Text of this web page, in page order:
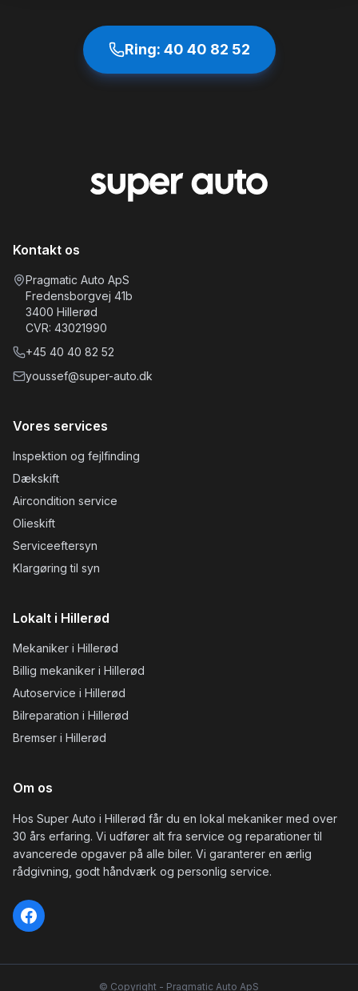
Ring: 40 40 82 52
Kontakt os
Pragmatic Auto ApS
Fredensborgvej 41b
3400 Hillerød
CVR: 43021990
+45 40 40 82 52
youssef@super-auto.dk
Vores services
Inspektion og fejlfinding
Dækskift
Aircondition service
Olieskift
Serviceeftersyn
Klargøring til syn
Lokalt i Hillerød
Mekaniker i Hillerød
Billig mekaniker i Hillerød
Autoservice i Hillerød
Bilreparation i Hillerød
Bremser i Hillerød
Om os
Hos Super Auto i Hillerød får du en lokal mekaniker med over
30 års erfaring. Vi udfører alt fra service og reparationer til
avancerede opgaver på alle biler. Vi garanterer en ærlig
rådgivning, godt håndværk og personlig service.
© Copyright - Pragmatic Auto ApS